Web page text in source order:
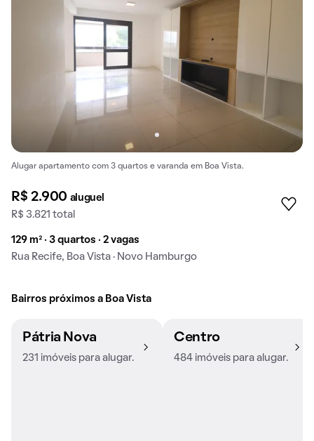
Alugar apartamento com 3 quartos e varanda em Boa Vista.
R$ 2.900 aluguel
R$ 3.821 total
129 m² · 3 quartos · 2 vagas
Rua Recife, Boa Vista · Novo Hamburgo
Bairros próximos a Boa Vista
Pátria Nova
231 imóveis para alugar.
Centro
484 imóveis para alugar.